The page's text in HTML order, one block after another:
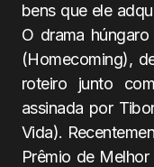
bens que ele
O drama
(Homecoming),
roteiro junto
assinada por
Vida).
Prêmio de